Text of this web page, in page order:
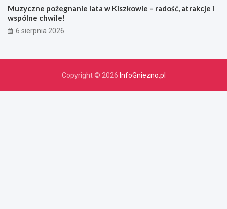
Muzyczne pożegnanie lata w Kiszkowie – radość, atrakcje i
wspólne chwile!
6 sierpnia 2026
Copyright © 2026 InfoGniezno.pl